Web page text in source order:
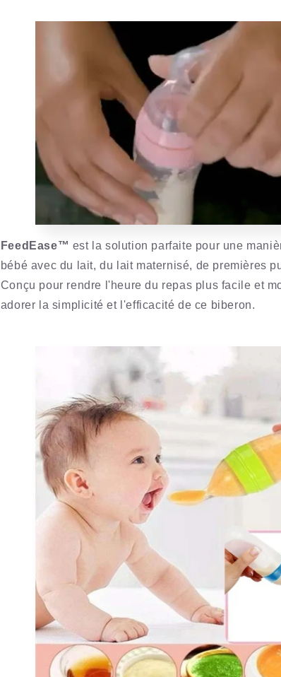
FeedEase™ est la solution parfaite pour une
bébé avec du lait, du lait maternisé, de premières
Conçu pour rendre l'heure du repas plus facile et
adorer la simplicité et l'efficacité de ce biberon.